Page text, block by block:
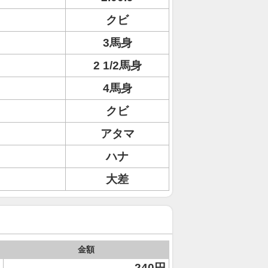
クビ
3馬身
2 1/2馬身
4馬身
クビ
アタマ
ハナ
大差
金額